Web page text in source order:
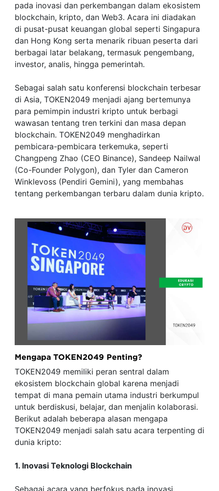
pada inovasi dan perkembangan dalam ekosistem
blockchain, kripto, dan Web3. Acara ini diadakan
di pusat-pusat keuangan global seperti Singapura
dan Hong Kong serta menarik ribuan peserta dari
berbagai latar belakang, termasuk pengembang,
investor, analis, hingga pemerintah.
Sebagai salah satu konferensi blockchain terbesar
di Asia, TOKEN2049 menjadi ajang bertemunya
para pemimpin industri kripto untuk berbagi
wawasan tentang tren terkini dan masa depan
blockchain. TOKEN2049 menghadirkan
pembicara-pembicara terkemuka, seperti
Changpeng Zhao (CEO Binance), Sandeep Nailwal
(Co-Founder Polygon), dan Tyler dan Cameron
Winklevoss (Pendiri Gemini), yang membahas
tentang perkembangan terbaru dalam dunia kripto.
Mengapa TOKEN2049 Penting?
TOKEN2049 memiliki peran sentral dalam
ekosistem blockchain global karena menjadi
tempat di mana pemain utama industri berkumpul
untuk berdiskusi, belajar, dan menjalin kolaborasi.
Berikut adalah beberapa alasan mengapa
TOKEN2049 menjadi salah satu acara terpenting di
dunia kripto:
1. Inovasi Teknologi Blockchain
Sebagai acara yang berfokus pada inovasi,